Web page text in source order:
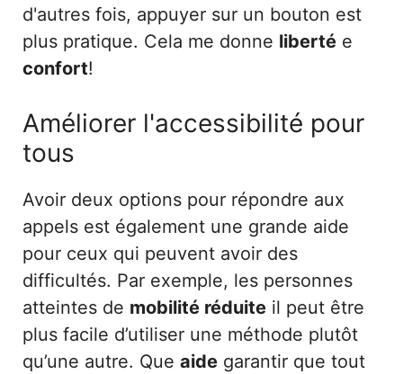
d'autres fois, appuyer sur un bouton est
plus pratique. Cela me donne liberté e
confort!
Améliorer l'accessibilité pour
tous
Avoir deux options pour répondre aux
appels est également une grande aide
pour ceux qui peuvent avoir des
difficultés. Par exemple, les personnes
atteintes de mobilité réduite il peut être
plus facile d’utiliser une méthode plutôt
qu’une autre. Que aide garantir que tout